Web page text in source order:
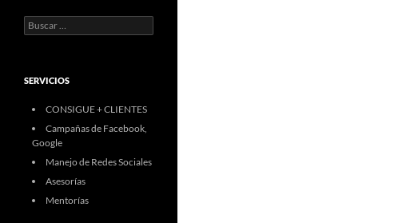
Buscar:
SERVICIOS
CONSIGUE + CLIENTES
Campañas de Facebook,
Google
Manejo de Redes Sociales
Asesorías
Mentorías